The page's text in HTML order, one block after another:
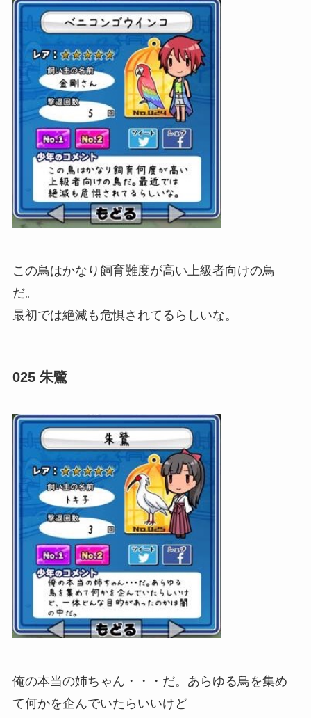
この鳥はかなり飼育難度が高い上級者向けの鳥
だ。
最初では絶滅も危惧されてるらしいな。
025 朱鷺
俺の本当の姉ちゃん・・・だ。あらゆる鳥を集め
て何かを企んでいたらいいけど